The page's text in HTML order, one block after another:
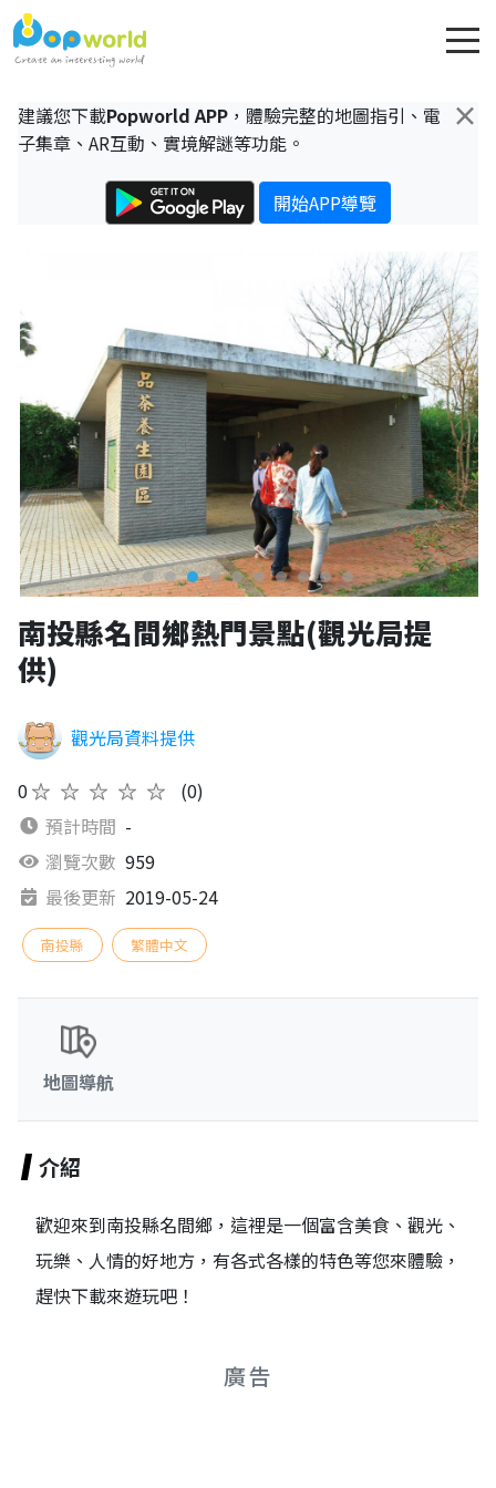
×
建議您下載Popworld APP ，體驗完整的地圖指引、電
子集章、AR互動、實境解謎等功能。
開始APP導覽
南投縣名間鄉熱門景點(觀光局提
供)
觀光局資料提供
0★★★★★
(0)
預計時間 -
瀏覽次數 959
最後更新 2019-05-24
南投縣 繁體中文
地圖導航
介紹
歡迎來到南投縣名間鄉，這裡是一個富含美食、觀光、
玩樂、人情的好地方，有各式各樣的特色等您來體驗，
趕快下載來遊玩吧！
廣告